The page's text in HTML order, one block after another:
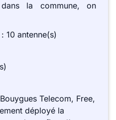
la commune, on
: 10 antenne(s)
Telecom, Free,
déployé la